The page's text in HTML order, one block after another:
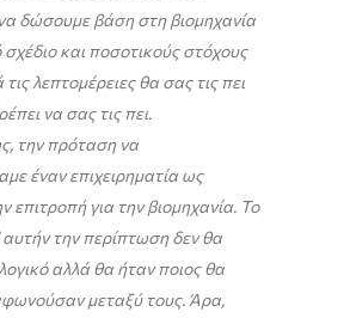
δώσουμε βάση στη βιομηχανία
σχέδιο και ποσοτικούς στόχους
τις λεπτομέρειες θα σας τις πει
να σας τις πει.
την πρόταση να
έναν επιχειρηματία ως
επιτροπή για την βιομηχανία. Το
την περίπτωση δεν θα
αλλά θα ήταν ποιος θα
μεταξύ τους. Άρα,